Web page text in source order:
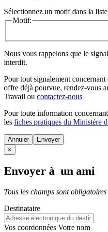
Sélectionnez un motif dans la
Motif:
Nous vous rappelons que le
interdit.
Pour tout signalement concernant
offre déjà pourvue, rendez-vous
Travail ou contactez-nous
Pour toute information
les fiches pratiques du Ministère
Annuler
×
Envoyer à un ami
Tous les champs sont obligatoires
Destinataire
Vos coordonnées Votre nom